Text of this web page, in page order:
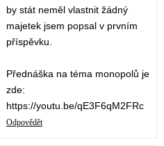
by stát neměl vlastnit žádný
majetek jsem popsal v prvním
příspěvku.
Přednáška na téma monopolů je
zde:
https://youtu.be/qE3F6qM2FRc
Odpovědět